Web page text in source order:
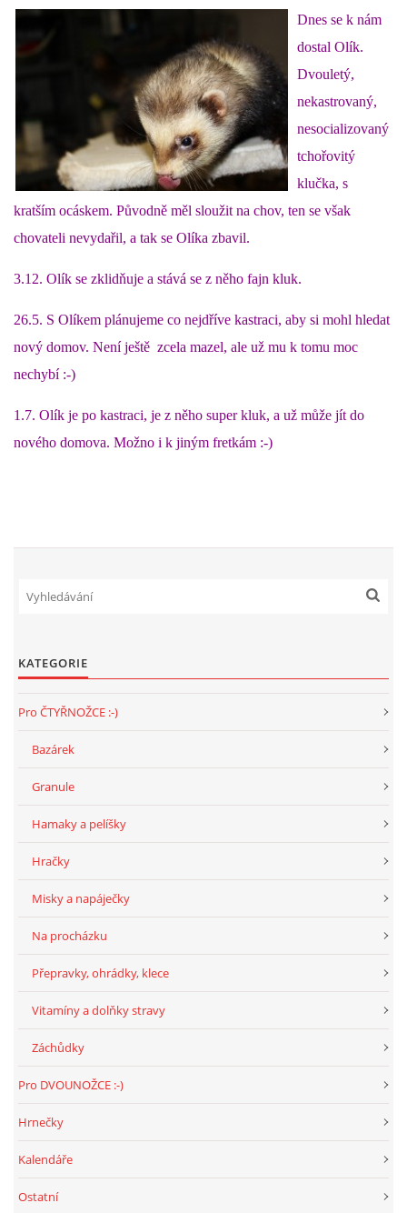
DFD - DOMOV FRETČÍCH DŮCHODCŮ
PODMÍNKY PŘEVZETÍ FRETKY.
O FRETCE
O FRETCE
CHCI SI POŘÍDIT FRETKU
VÝCHOVA FRETKY
KASTRACE
E - S H O P
O NÁS :-)
VÝROČNÍ ZPRÁVY
JAK NÁM POMOCI
Dnes se k nám
dostal Olík.
Dvouletý,
nekastrovaný,
nesocializovaný
tchořovitý
klučka, s
kratším ocáskem. Původně měl sloužit na chov, ten se však
chovateli nevydařil, a tak se Olíka zbavil.
3.12. Olík se zklidňuje a stává se z něho fajn kluk.
26.5. S Olíkem plánujeme co nejdříve kastraci, aby si mohl hledat
nový domov. Není ještě zcela mazel, ale už mu k tomu moc
nechybí :-)
1.7. Olík je po kastraci, je z něho super kluk, a už může jít do
nového domova. Možno i k jiným fretkám :-)
KATEGORIE
Pro ČTYŘNOŽCE :-)
Bazárek
Granule
Hamaky a pelíšky
Hračky
Misky a napáječky
Na procházku
Přepravky, ohrádky, klece
Vitamíny a dolňky stravy
Záchůdky
Pro DVOUNOŽCE :-)
Hrnečky
Kalendáře
Ostatní